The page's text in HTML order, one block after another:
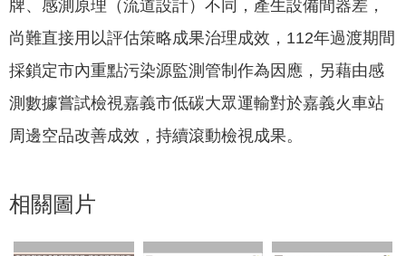
牌、感測原理（流道設計）不同，產生設備間器差，
尚難直接用以評估策略成果治理成效，112年過渡期間
採鎖定市內重點污染源監測管制作為因應，另藉由感
測數據嘗試檢視嘉義市低碳大眾運輸對於嘉義火車站
周邊空品改善成效，持續滾動檢視成果。
相關圖片